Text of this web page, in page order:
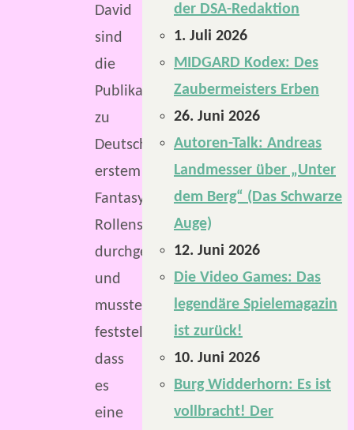
David
sind
die
Publikationen
zu
Deutschlands
erstem
Fantasy-
Rollenspiel
durchgegangen
und
mussten
feststellen,
dass
es
eine
der DSA-Redaktion
1. Juli 2026
MIDGARD Kodex: Des
Zaubermeisters Erben
26. Juni 2026
Autoren-Talk: Andreas
Landmesser über „Unter
dem Berg“ (Das Schwarze
Auge)
12. Juni 2026
Die Video Games: Das
legendäre Spielemagazin
ist zurück!
10. Juni 2026
Burg Widderhorn: Es ist
vollbracht! Der